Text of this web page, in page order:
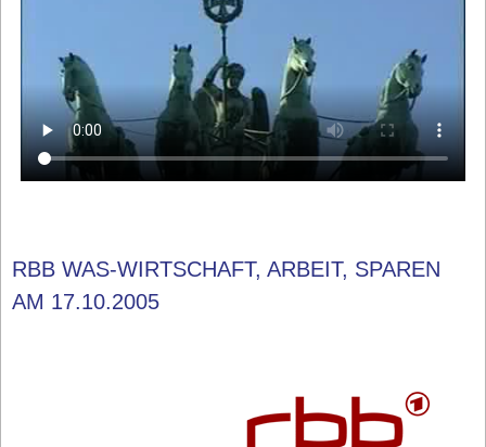
RBB WAS-WIRTSCHAFT, ARBEIT, SPAREN
AM 17.10.2005